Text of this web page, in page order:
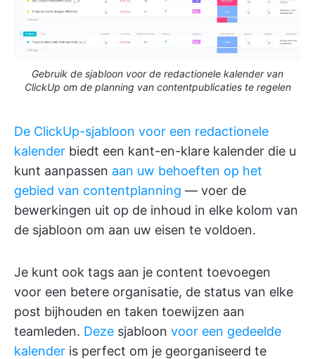
Gebruik de sjabloon voor de redactionele kalender van
ClickUp om de planning van contentpublicaties te regelen
De ClickUp-sjabloon voor een redactionele
kalender biedt een kant-en-klare kalender die u
kunt aanpassen aan uw behoeften op het
gebied van contentplanning — voer de
bewerkingen uit op de inhoud in elke kolom van
de sjabloon om aan uw eisen te voldoen.
Je kunt ook tags aan je content toevoegen
voor een betere organisatie, de status van elke
post bijhouden en taken toewijzen aan
teamleden. Deze sjabloon voor een gedeelde
kalender is perfect om je georganiseerd te